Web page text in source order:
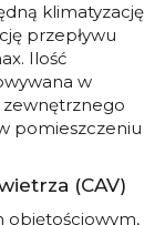
klimatyzację
przepływu
Ilość
w
zewnętrznego
pomieszczeniu
(CAV)
objętościowym,